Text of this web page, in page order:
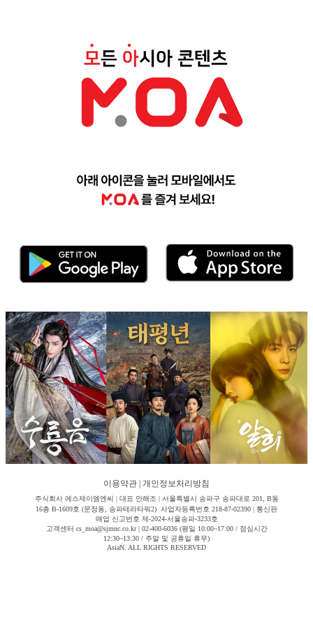
이용약관 개인정보처리방침
주식회사 에스제이엠엔씨 | 대표 안해조 | 서울특별시 송파구 송파대로 201, B동
16층 B-1609호 (문정동, 송파테라타워2) 사업자등록번호 218-87-02390 | 통신판
매업 신고번호 제-2024-서울송파-3233호
고객센터 cs_moa@sjmnc.co.kr | 02-400-6036 (평일 10:00~17:00 / 점심시간
12:30~13:30 / 주말 및 공휴일 휴무)
AsiaN. ALL RIGHTS RESERVED